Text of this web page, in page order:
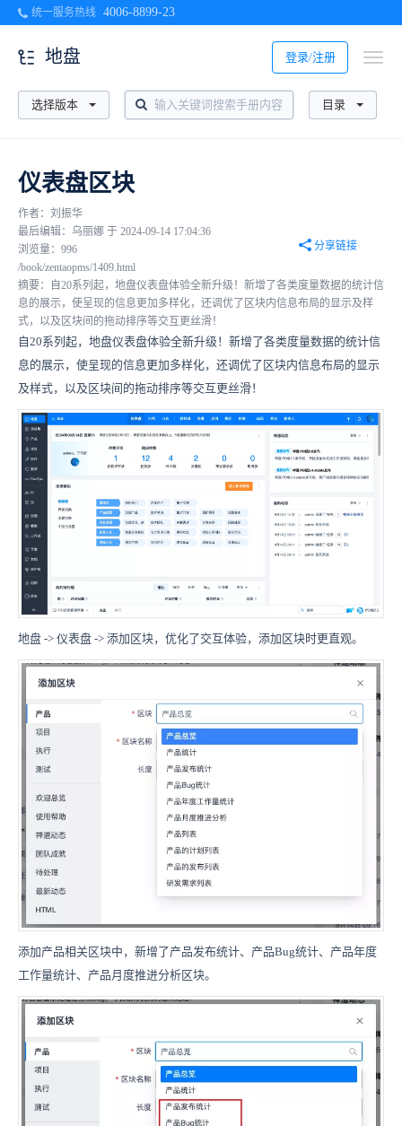
统一服务热线 4006-8899-23
登录/注册
地盘
选择版本 目录
仪表盘区块
作者：刘振华
最后编辑：乌丽娜 于 2024-09-14 17:04:36
浏览量：996
分享链接
/book/zentaopms/1409.html
摘要：自20系列起，地盘仪表盘体验全新升级！新增了各类度量数据的统计信
息的展示，使呈现的信息更加多样化，还调优了区块内信息布局的显示及样
式，以及区块间的拖动排序等交互更丝滑！
自20系列起，地盘仪表盘体验全新升级！新增了各类度量数据的统计信
息的展示，使呈现的信息更加多样化，还调优了区块内信息布局的显示
及样式，以及区块间的拖动排序等交互更丝滑！
地盘 -> 仪表盘 -> 添加区块，优化了交互体验，添加区块时更直观。
添加产品相关区块中，新增了产品发布统计、产品Bug统计、产品年度
工作量统计、产品月度推进分析区块。